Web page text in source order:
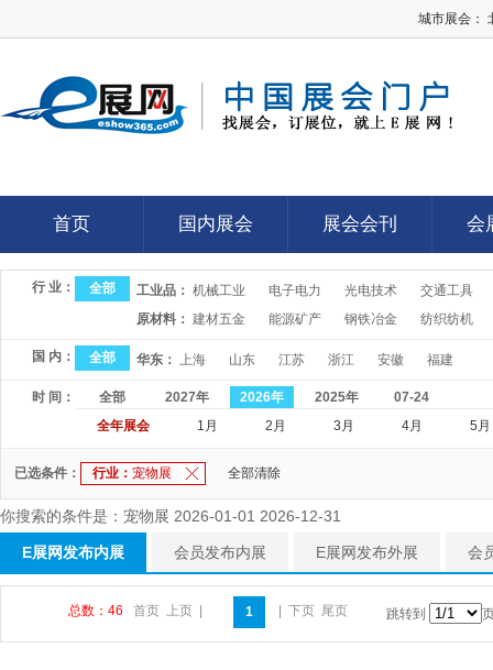
城市展会：
首页
首页
国内展会
国内展会
展会会刊
展会会刊
会
会
行 业： 全部 工业品： 机械工业 电子电力 光电技术
交通工具
原材料： 建材五金 能源矿产 钢铁冶金 纺织纺机
国 内： 全部 华东： 上海 山东 江苏 浙江 安徽 福建
时 间： 全部 2027年 2026年 2025年
07-24
全年展会
1月 2月 3月 4月 5月
已选条件： 行业： 宠物展 全部清除
你搜索的条件是：宠物展 2026-01-01 2026-12-31
E展网发布内展 会员发布内展 E展网发布外展 会
总数：46 首页 上页 1 下页 尾页 跳转到